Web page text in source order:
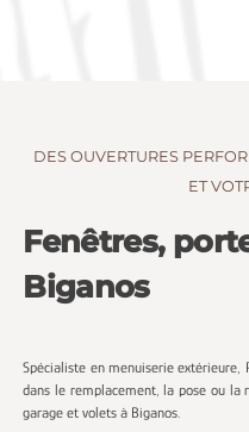
DES OUVERTURES
ET
Fenêtres,
Biganos
Spécialiste en menuiserie extérieure,
dans le remplacement, la pose ou la
garage et volets à Biganos.